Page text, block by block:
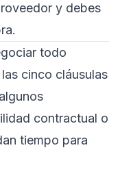
y debes
todo
cinco cláusulas
contractual o
tiempo para